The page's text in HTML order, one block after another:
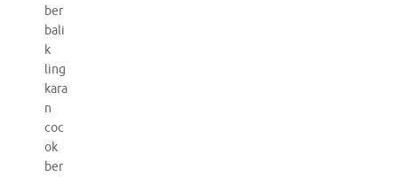
ber
bali
k
ling
kara
n
coc
ok
ber